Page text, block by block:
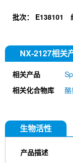
批次： E138101
NX-2127相关
相关产品
相关化合物库
生物活性
产品描述